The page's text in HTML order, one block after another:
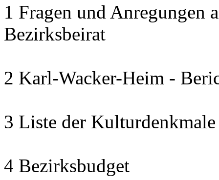
1 Fragen und Anregungen
Bezirksbeirat
2 Karl-Wacker-Heim -
3 Liste der
4 Bezirksbudget